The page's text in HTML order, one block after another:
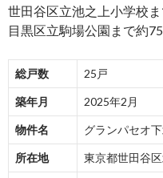
世田谷区立池之上小学校
目黒区立駒場公園まで約
総戸数 25戸
築年月 2025年2月
物件名 グランパセオ
所在地 東京都世田谷